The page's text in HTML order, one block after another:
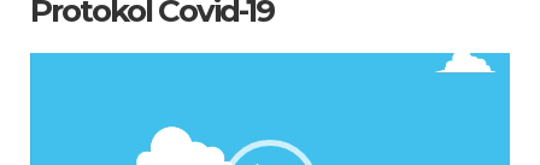
Protokol Covid-19